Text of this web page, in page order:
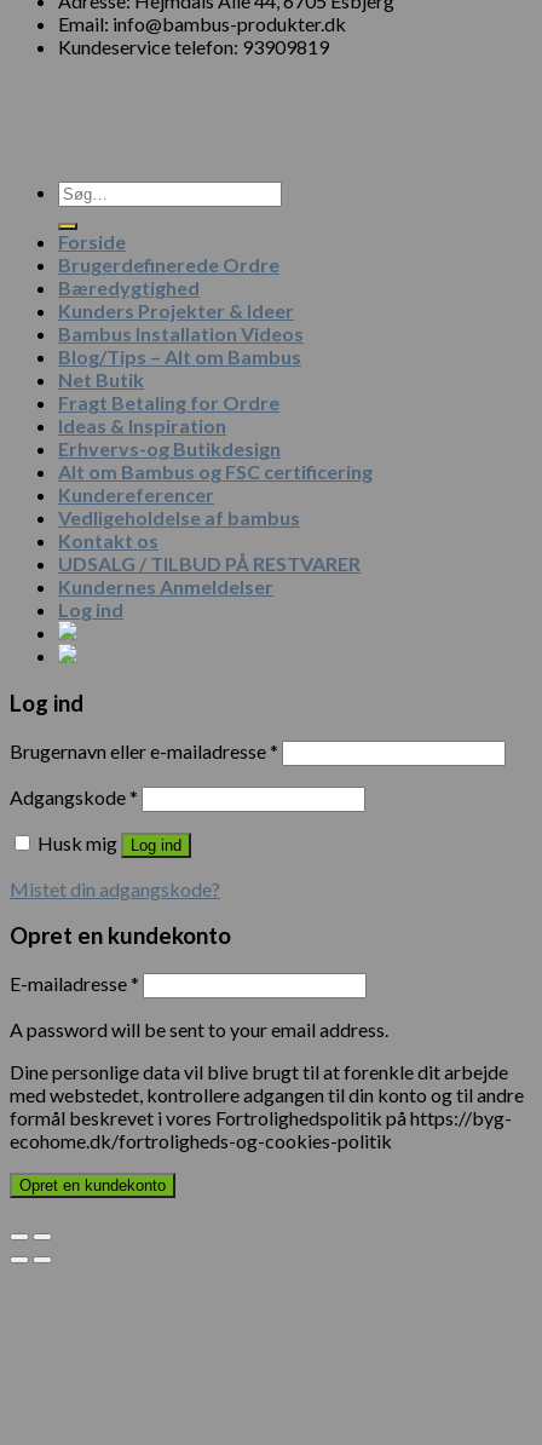
Email: info@bambus-produkter.dk
Kundeservice telefon: 93909819
Søg
efter:
Forside
Brugerdefinerede Ordre
Bæredygtighed
Kunders Projekter & Ideer
Bambus Installation Videos
Blog/Tips – Alt om Bambus
Net Butik
Fragt Betaling for Ordre
Ideas & Inspiration
Erhvervs-og Butikdesign
Alt om Bambus og FSC certificering
Kundereferencer
Vedligeholdelse af bambus
Kontakt os
UDSALG / TILBUD PÅ RESTVARER
Kundernes Anmeldelser
Log ind
Log ind
Brugernavn eller e-mailadresse*
Adgangskode*
Husk mig
Log ind
Mistet din adgangskode?
Opret en kundekonto
E-mailadresse*
A password will be sent to your email address.
Dine personlige data vil blive brugt til at forenkle dit arbejde
med webstedet, kontrollere adgangen til din konto og til andre
formål beskrevet i vores Fortrolighedspolitik på https://byg-
ecohome.dk/fortroligheds-og-cookies-politik
Opret en kundekonto